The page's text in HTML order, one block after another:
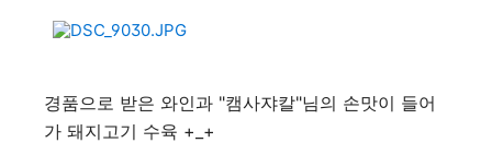
경품으로 받은 와인과 "캠사쟈칼"님의 손맛이 들어
가 돼지고기 수육 +_+